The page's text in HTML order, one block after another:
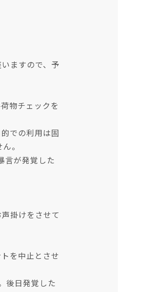
ますので、予
物チェックを
での利用は固
。
言が発覚した
掛けをさせて
を中止とさせ
後日発覚した